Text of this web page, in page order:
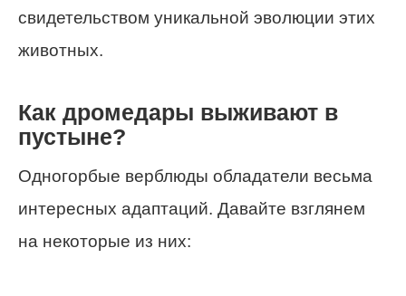
свидетельством уникальной эволюции этих
животных.
Как дромедары выживают в
пустыне?
Одногорбые верблюды обладатели весьма
интересных адаптаций. Давайте взглянем
на некоторые из них: